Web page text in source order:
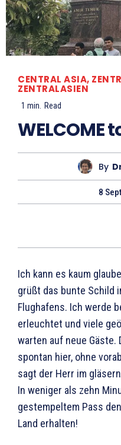
CENTRAL ASIA,
ZENTRALASIEN
1 min. Read
WELCOME
By
8
Ich kann es kaum
grüßt das bunte Schild
Flughafens. Ich werde
erleuchtet und viele
warten auf neue Gäste.
spontan hier, ohne
sagt der Herr im
In weniger als zehn
gestempeltem Pass
Land erhalten!